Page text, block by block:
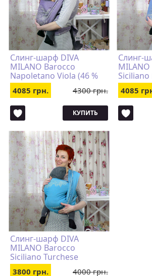
Слинг-шарф DIVA
MILANO Barocco
Napoletano Viola (46 %
льна, 54 % хлопка,
ширина 82 см)
4085 грн. 4300 грн.
КУПИТЬ
Слинг-
Siciliano
льна, 54
ширина
4085
Слинг-шарф DIVA
MILANO Barocco
Siciliano Turchese
(ширина 82 см)
3800 грн. 4000 грн.